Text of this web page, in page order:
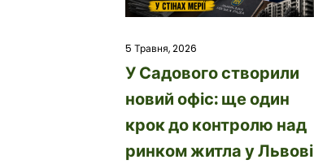
5 Травня, 2026
У Садового створили
новий офіс: ще один
крок до контролю над
ринком житла у Львові